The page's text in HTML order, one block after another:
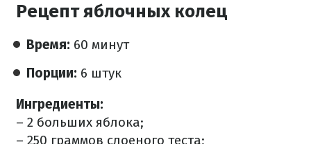
Рецепт яблочных колец
Время: 60 минут
Порции: 6 штук
Ингредиенты:
– 2 больших яблока;
– 250 граммов слоеного теста;